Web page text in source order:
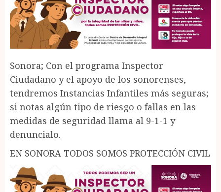
Sonora; Con el programa Inspector
Ciudadano y el apoyo de los sonorenses,
tendremos Instancias Infantiles más seguras;
si notas algún tipo de riesgo o fallas en las
medidas de seguridad llama al 9-1-1 y
denuncialo.
EN SONORA TODOS SOMOS PROTECCIÓN CIVIL